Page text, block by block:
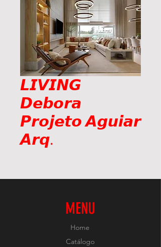
𝙇𝙄𝙑𝙄𝙉𝙂
𝘿𝙚𝙗𝙤𝙧𝙖
𝙋𝙧𝙤𝙟𝙚𝙩𝙤 𝘼𝙜𝙪𝙞𝙖𝙧
𝘼𝙧𝙦.
MENU
Home
Catálogo